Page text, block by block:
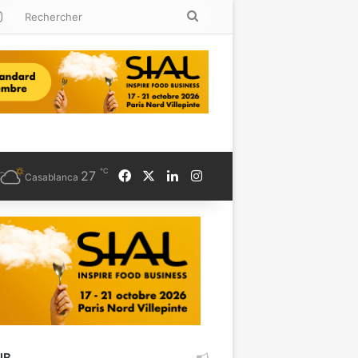
Instagram
Casablanca 27 ℃ FacebookLinkedinInstagram